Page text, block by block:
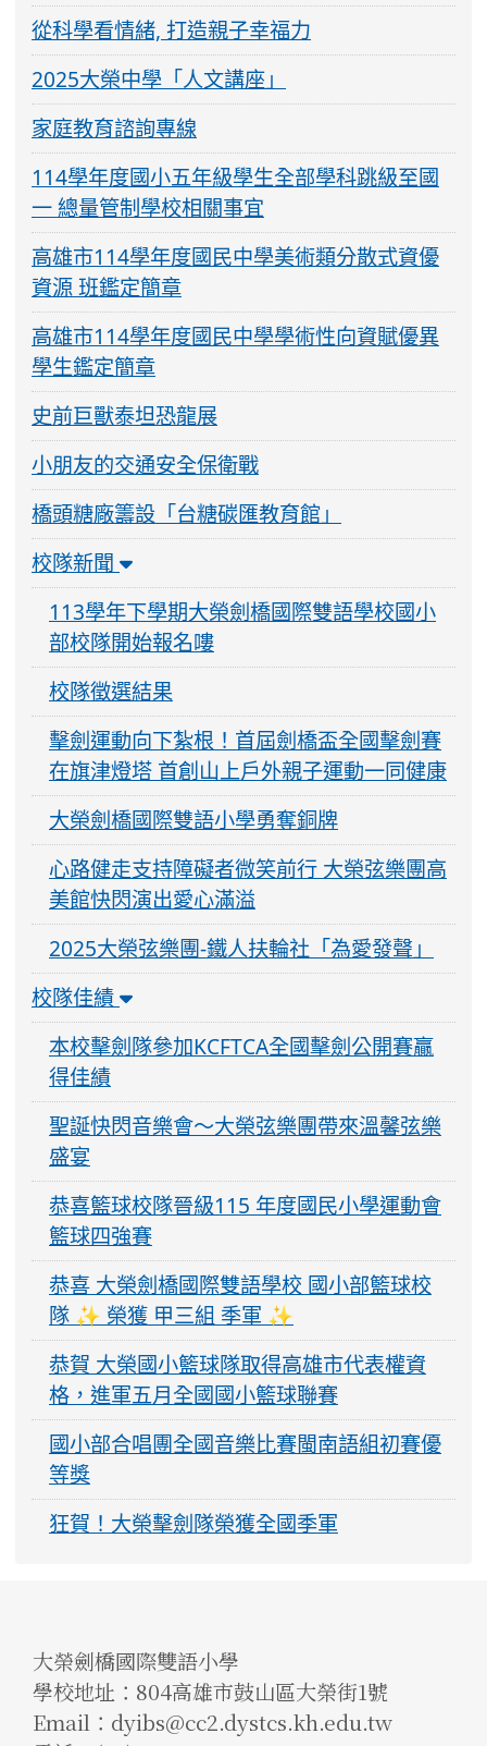
從科學看情緒, 打造親子幸福力
2025大榮中學「人文講座」
家庭教育諮詢專線
114學年度國小五年級學生全部學科跳級至國
一 總量管制學校相關事宜
高雄市114學年度國民中學美術類分散式資優
資源 班鑑定簡章
高雄市114學年度國民中學學術性向資賦優異
學生鑑定簡章
史前巨獸泰坦恐龍展
小朋友的交通安全保衛戰
橋頭糖廠籌設「台糖碳匯教育館」
校隊新聞
113學年下學期大榮劍橋國際雙語學校國小
部校隊開始報名嘍
校隊徵選結果
擊劍運動向下紮根！首屆劍橋盃全國擊劍賽
在旗津燈塔 首創山上戶外親子運動一同健康
大榮劍橋國際雙語小學勇奪銅牌
心路健走支持障礙者微笑前行 大榮弦樂團高
美館快閃演出愛心滿溢
2025大榮弦樂團-鐵人扶輪社「為愛發聲」
校隊佳績
本校擊劍隊參加KCFTCA全國擊劍公開賽贏
得佳績
聖誕快閃音樂會～大榮弦樂團帶來溫馨弦樂
盛宴
恭喜籃球校隊晉級115 年度國民小學運動會
籃球四強賽
恭喜 大榮劍橋國際雙語學校 國小部籃球校
隊 ✨ 榮獲 甲三組 季軍 ✨
恭賀 大榮國小籃球隊取得高雄市代表權資
格，進軍五月全國國小籃球聯賽
國小部合唱團全國音樂比賽閩南語組初賽優
等獎
狂賀！大榮擊劍隊榮獲全國季軍
大榮劍橋國際雙語小學
學校地址：804高雄市鼓山區大榮街1號
Email：dyibs@cc2.dystcs.kh.edu.tw